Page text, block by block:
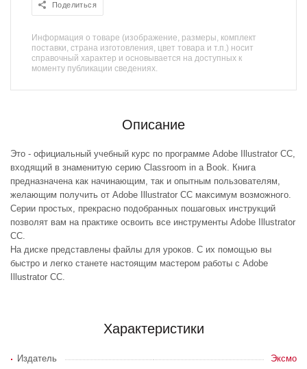
Поделиться
Информация о товаре (изображение, размеры, комплект
поставки, страна изготовления, цвет товара и т.п.) носит
справочный характер и основывается на доступных к
моменту публикации сведениях.
Описание
Это - официальный учебный курс по программе Adobe Illustrator CC,
входящий в знаменитую серию Classroom in a Book. Книга
предназначена как начинающим, так и опытным пользователям,
желающим получить от Adobe Illustrator CC максимум возможного.
Серии простых, прекрасно подобранных пошаговых инструкций
позволят вам на практике освоить все инструменты Adobe Illustrator
CC.
На диске представлены файлы для уроков. С их помощью вы
быстро и легко станете настоящим мастером работы с Adobe
Illustrator CC.
Характеристики
Издатель
Эксмо